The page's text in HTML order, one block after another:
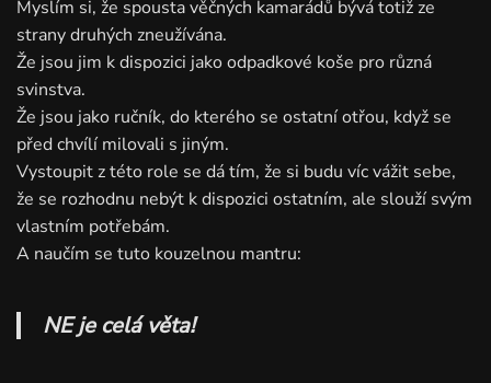
Myslím si, že spousta věčných kamarádů bývá totiž ze
strany druhých zneužívána.
Že jsou jim k dispozici jako odpadkové koše pro různá
svinstva.
Že jsou jako ručník, do kterého se ostatní otřou, když se
před chvílí milovali s jiným.
Vystoupit z této role se dá tím, že si budu víc vážit sebe,
že se rozhodnu nebýt k dispozici ostatním, ale slouží svým
vlastním potřebám.
A naučím se tuto kouzelnou mantru:
NE je celá věta!